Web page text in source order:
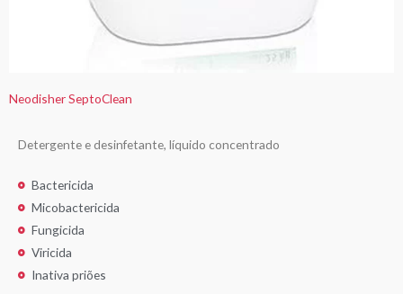
Neodisher SeptoClean
Detergente e desinfetante, líquido concentrado
Bactericida
Micobactericida
Fungicida
Viricida
Inativa priões